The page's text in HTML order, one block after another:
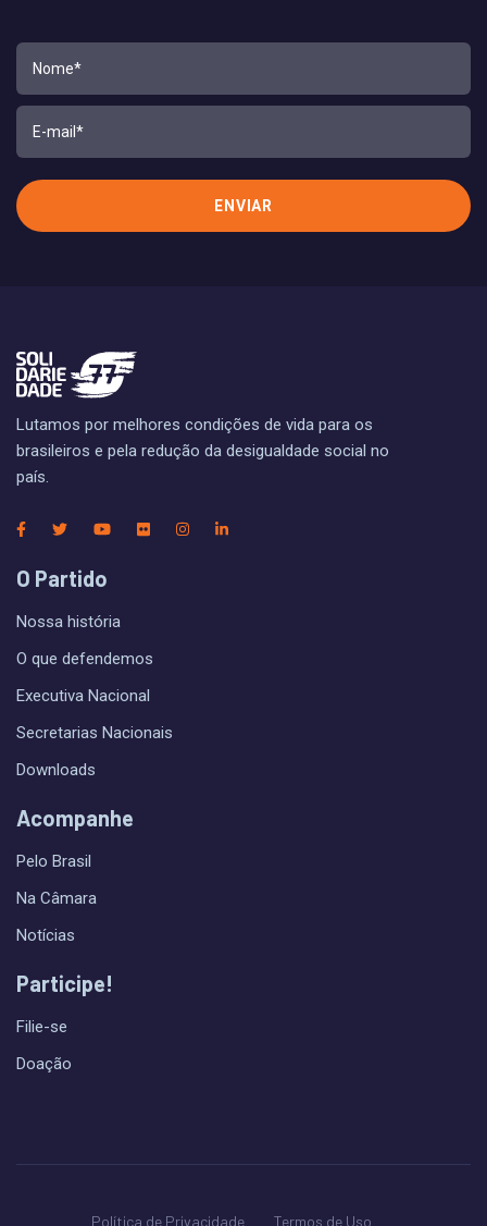
Lutamos por melhores condições de vida para os
brasileiros e pela redução da desigualdade social no
país.
O Partido
Nossa história
O que defendemos
Executiva Nacional
Secretarias Nacionais
Downloads
Acompanhe
Pelo Brasil
Na Câmara
Notícias
Participe!
Filie-se
Doação
Política de Privacidade Termos de Uso